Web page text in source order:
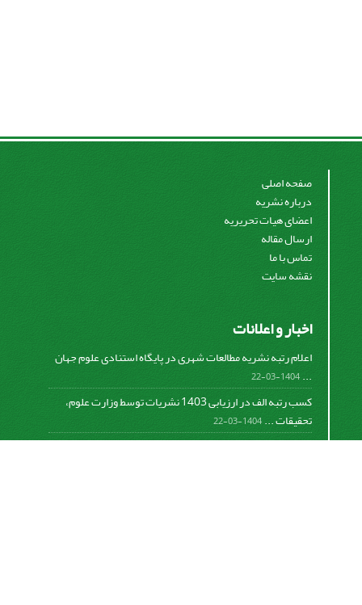
صفحه اصلی
درباره نشریه
اعضای هیات تحریریه
ارسال مقاله
تماس با ما
نقشه سایت
اخبار و اعلانات
اعلام رتبه نشریه مطالعات شهری در پایگاه استنادی علوم جهان
...
1404-03-22
کسب رتبه الف در ارزیابی 1403 نشریات توسط وزارت علوم،
تحقیقات ...1404-03-22
کسب رتبه الف در ارزیابی 1401 نشریات توسط وزارت علوم،